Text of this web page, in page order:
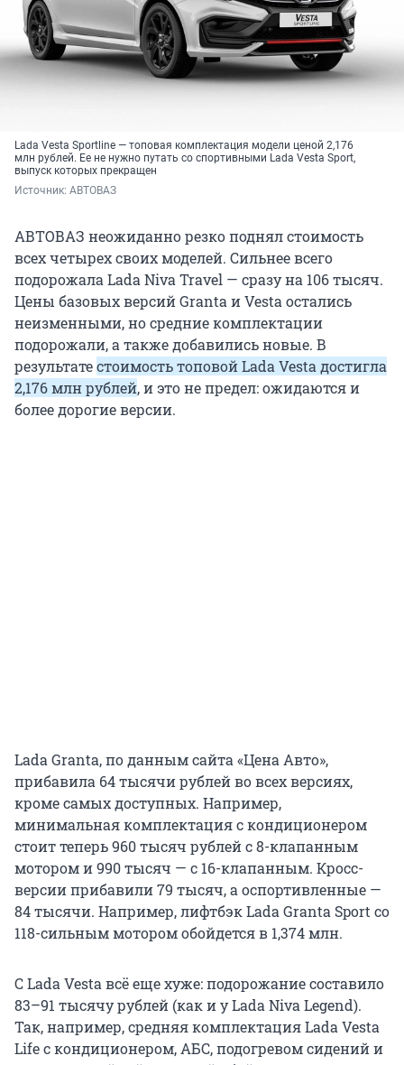
Lada Vesta Sportline — топовая комплектация модели ценой 2,176
млн рублей. Ее не нужно путать со спортивными Lada Vesta Sport,
выпуск которых прекращен
Источник: АВТОВАЗ
АВТОВАЗ неожиданно резко поднял стоимость
всех четырех своих моделей. Сильнее всего
подорожала Lada Niva Travel — сразу на 106 тысяч.
Цены базовых версий Granta и Vesta остались
неизменными, но средние комплектации
подорожали, а также добавились новые. В
результатестоимость топовой Lada Vesta достигла
2,176 млн рублей, и это не предел: ожидаются и
более дорогие версии.
Lada Granta, по данным сайта «Цена Авто»,
прибавила 64 тысячи рублей во всех версиях,
кроме самых доступных. Например,
минимальная комплектация с кондиционером
стоит теперь 960 тысяч рублей с 8-клапанным
мотором и 990 тысяч — с 16-клапанным. Кросс-
версии прибавили 79 тысяч, а оспортивленные —
84 тысячи. Например, лифтбэк Lada Granta Sport со
118-сильным мотором обойдется в 1,374 млн.
С Lada Vesta всё еще хуже: подорожание составило
83–91 тысячу рублей (как и у Lada Niva Legend).
Так, например, средняя комплектация Lada Vesta
Life с кондиционером, АБС, подогревом сидений и